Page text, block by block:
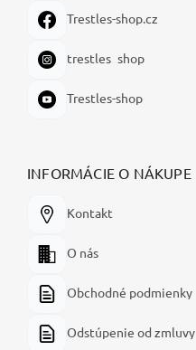
Trestles-shop.cz
trestles_shop
Trestles-shop
INFORMÁCIE O NÁKUPE
Kontakt
O nás
Obchodné podmienky
Odstúpenie od zmluvy